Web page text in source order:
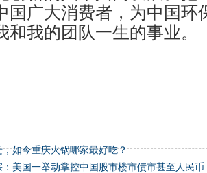
国广大消费者，为中国环
和我的团队一生的事业。
，如今重庆火锅哪家最好吃？
：美国一举动掌控中国股市楼市债市甚至人民币